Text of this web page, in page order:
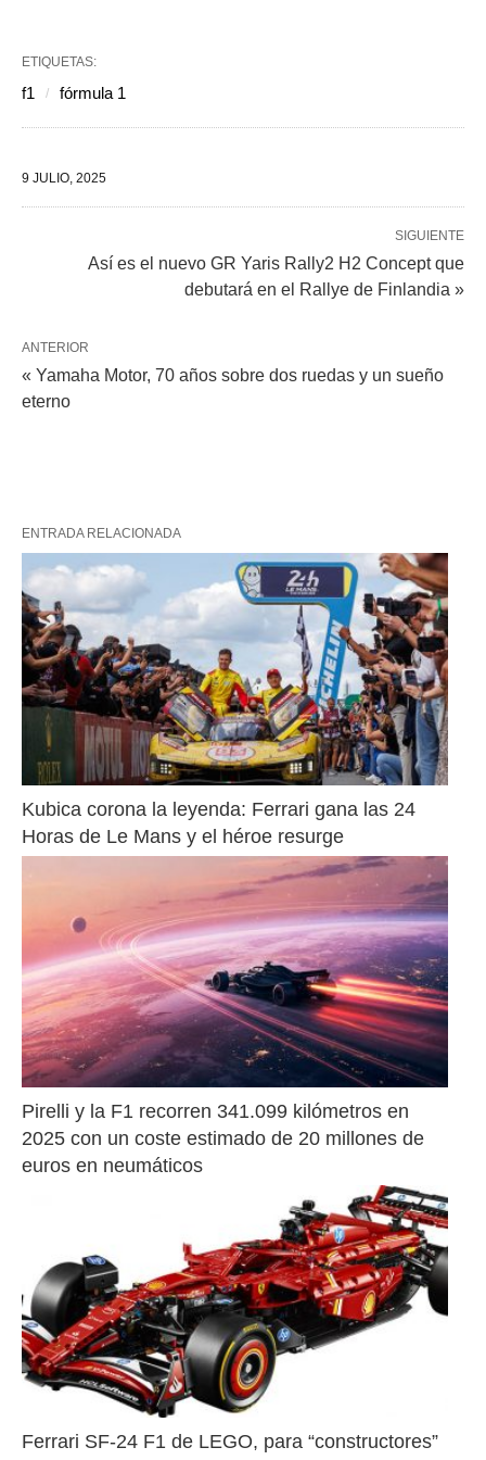
ETIQUETAS:
f1 fórmula 1
9 JULIO, 2025
SIGUIENTE
Así es el nuevo GR Yaris Rally2 H2 Concept que
debutará en el Rallye de Finlandia »
ANTERIOR
« Yamaha Motor, 70 años sobre dos ruedas y un sueño
eterno
ENTRADA RELACIONADA
Kubica corona la leyenda: Ferrari gana las 24
Horas de Le Mans y el héroe resurge
Pirelli y la F1 recorren 341.099 kilómetros en
2025 con un coste estimado de 20 millones de
euros en neumáticos
Ferrari SF-24 F1 de LEGO, para “constructores”